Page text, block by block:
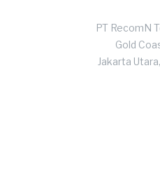
PT RecomN
Gold
Jakarta